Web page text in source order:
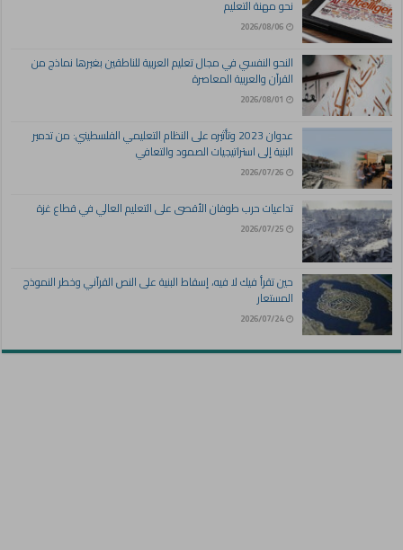
نحو مهنة التعليم
2026/08/06
النحو النفسي في مجال تعليم العربية للناطقين بغيرها نماذج من
القرآن والعربية المعاصرة
2026/08/01
عدوان 2023 وتأثيره على النظام التعليمي الفلسطيني: من تدمير
البنية إلى استراتيجيات الصمود والتعافي
2026/07/26
تداعيات حرب طوفان الأقصى على التعليم العالي في قطاع غزة
2026/07/25
حين تقرأ فيك لا فيه، إسقاط البنية على النص القرآني وخطر النموذج
المستعار
2026/07/24